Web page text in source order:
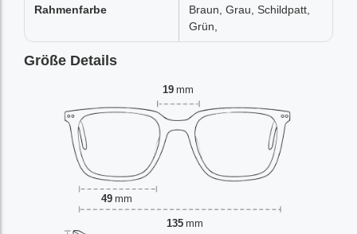
Rahmenfarbe
Braun, Grau, Schildpatt,
Grün,
Größe Details
19 mm
49 mm
135 mm